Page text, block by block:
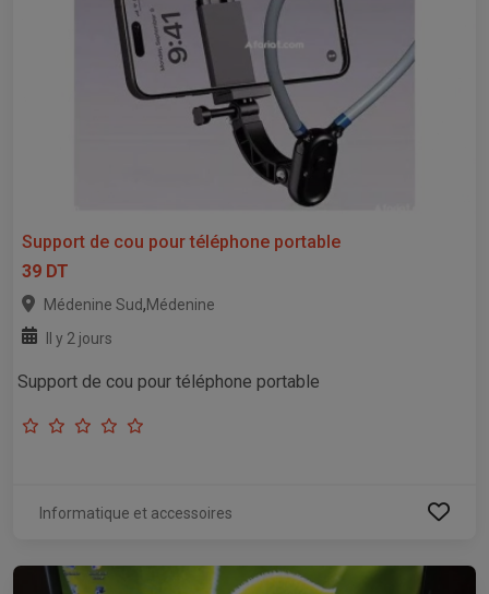
Support de cou pour téléphone portable
39 DT
Médenine Sud,Médenine
Il y 2 jours
Support de cou pour téléphone portable
Informatique et accessoires